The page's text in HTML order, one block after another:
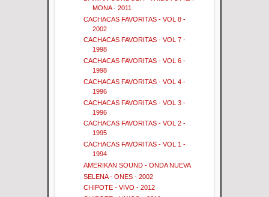
MONA - 2011
CACHACAS FAVORITAS - VOL 8 -
2002
CACHACAS FAVORITAS - VOL 7 -
1998
CACHACAS FAVORITAS - VOL 6 -
1998
CACHACAS FAVORITAS - VOL 4 -
1996
CACHACAS FAVORITAS - VOL 3 -
1996
CACHACAS FAVORITAS - VOL 2 -
1995
CACHACAS FAVORITAS - VOL 1 -
1994
AMERIKAN SOUND - ONDA NUEVA
SELENA - ONES - 2002
CHIPOTE - VIVO - 2012